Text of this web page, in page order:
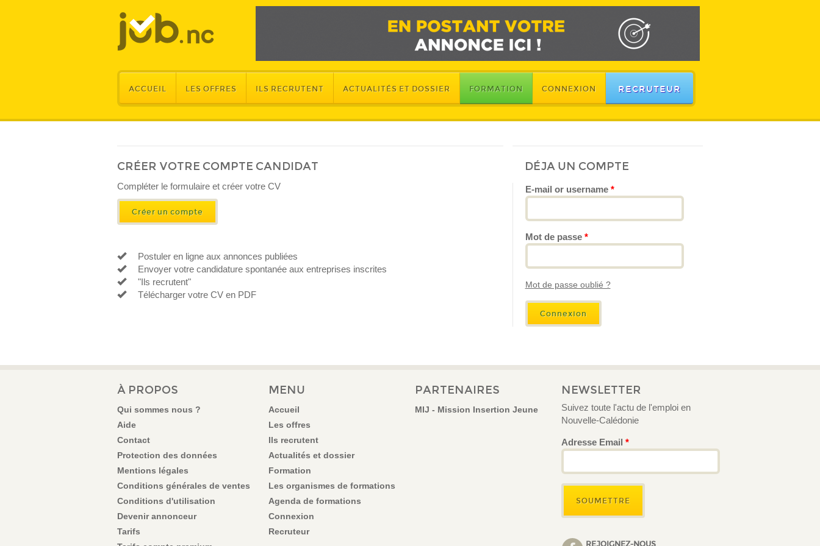
ACCUEIL LES OFFRES ILS RECRUTENT ACTUALITÉS ET DOSSIER FORMATION CONNEXION RECRUTEUR
CRÉER VOTRE COMPTE CANDIDAT
​Compléter le formulaire et créer votre CV
Créer un compte
Postuler en ligne aux annonces publiées
Envoyer votre candidature spontanée aux entreprises inscrites
"Ils recrutent"
Télécharger votre CV en PDF
DÉJA UN COMPTE
E-mail or username *
Mot de passe *
Mot de passe oublié ?
À PROPOS
Qui sommes nous ?
Aide
Contact
Protection des données
Mentions légales
Conditions générales de ventes
Conditions d'utilisation
Devenir annonceur
Tarifs
MENU
Accueil
Les offres
Ils recrutent
Actualités et dossier
Formation
Les organismes de formations
Agenda de formations
Connexion
Recruteur
PARTENAIRES
MIJ - Mission Insertion Jeune
NEWSLETTER
Suivez toute l'actu de l'emploi en
Nouvelle-Calédonie
Adresse Email *
REJOIGNEZ-NOUS